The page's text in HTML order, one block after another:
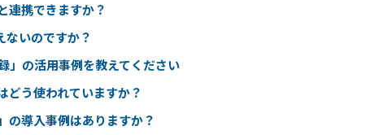
連携できますか？
ないのですか？
」の活用事例を教えてください
どう使われていますか？
の導入事例はありますか？